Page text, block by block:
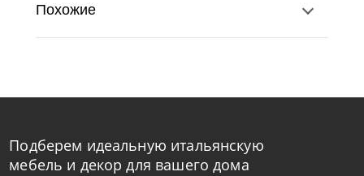
по запросу
Twils
Похожие
Подберем идеальную итальянскую
мебель и декор для вашего дома